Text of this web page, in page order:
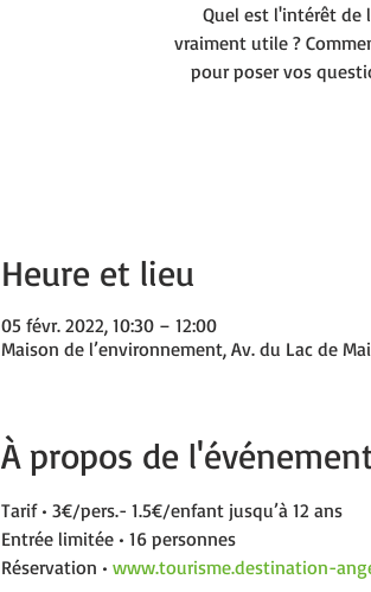
Quel est l'intérêt de
vraiment utile ?
pour poser vos
Heure et lieu
05 févr. 2022, 10:30 – 12:00
Maison de l’environnement, Av. du Lac de
À propos de
Tarif • 3€/pers.- 1.5€/enfant jusqu’à 12 ans
Entrée limitée • 16 personnes
Réservation • www.tourisme.destination-